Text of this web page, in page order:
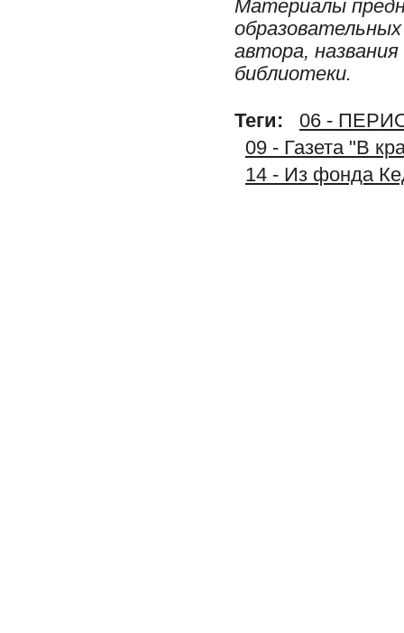
Материалы
автора,
библиотеки.
Теги:
06 -
09 - Газета "В
14 - Из фонда